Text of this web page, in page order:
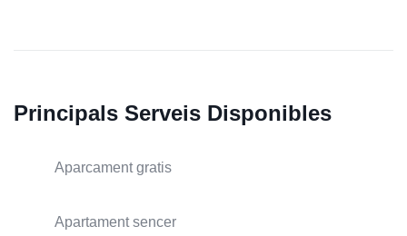
Principals Serveis Disponibles
Aparcament gratis
Apartament sencer